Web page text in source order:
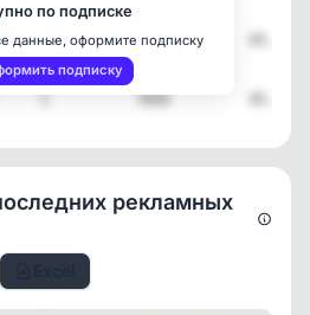
1 15589
1 7850
по подписке
данные, оформите подписку
подписку
рекламных